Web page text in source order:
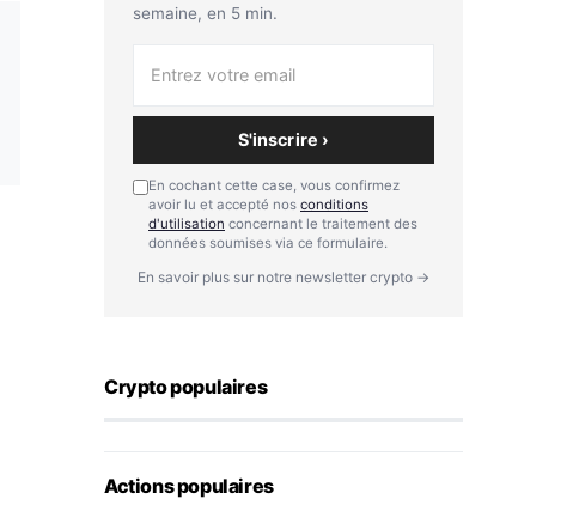
semaine, en 5 min.
S'inscrire ›
En cochant cette case, vous confirmez
avoir lu et accepté nos conditions
d'utilisation concernant le traitement des
données soumises via ce formulaire.
En savoir plus sur notre newsletter crypto →
Crypto populaires
Actions populaires